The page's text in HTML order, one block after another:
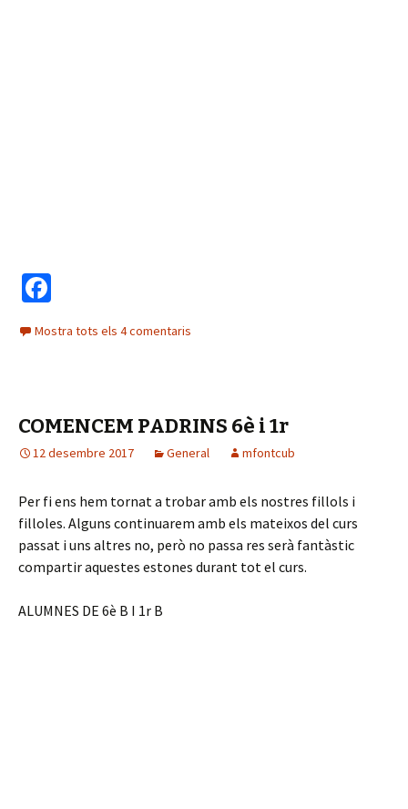
ce
b
k
Mostra tots els 4 comentaris
COMENCEM PADRINS 6è i 1r
12 desembre 2017 General mfontcub
Per fi ens hem tornat a trobar amb els nostres fillols i
filloles. Alguns continuarem amb els mateixos del curs
passat i uns altres no, però no passa res serà fantàstic
compartir aquestes estones durant tot el curs.
ALUMNES DE 6è B I 1r B